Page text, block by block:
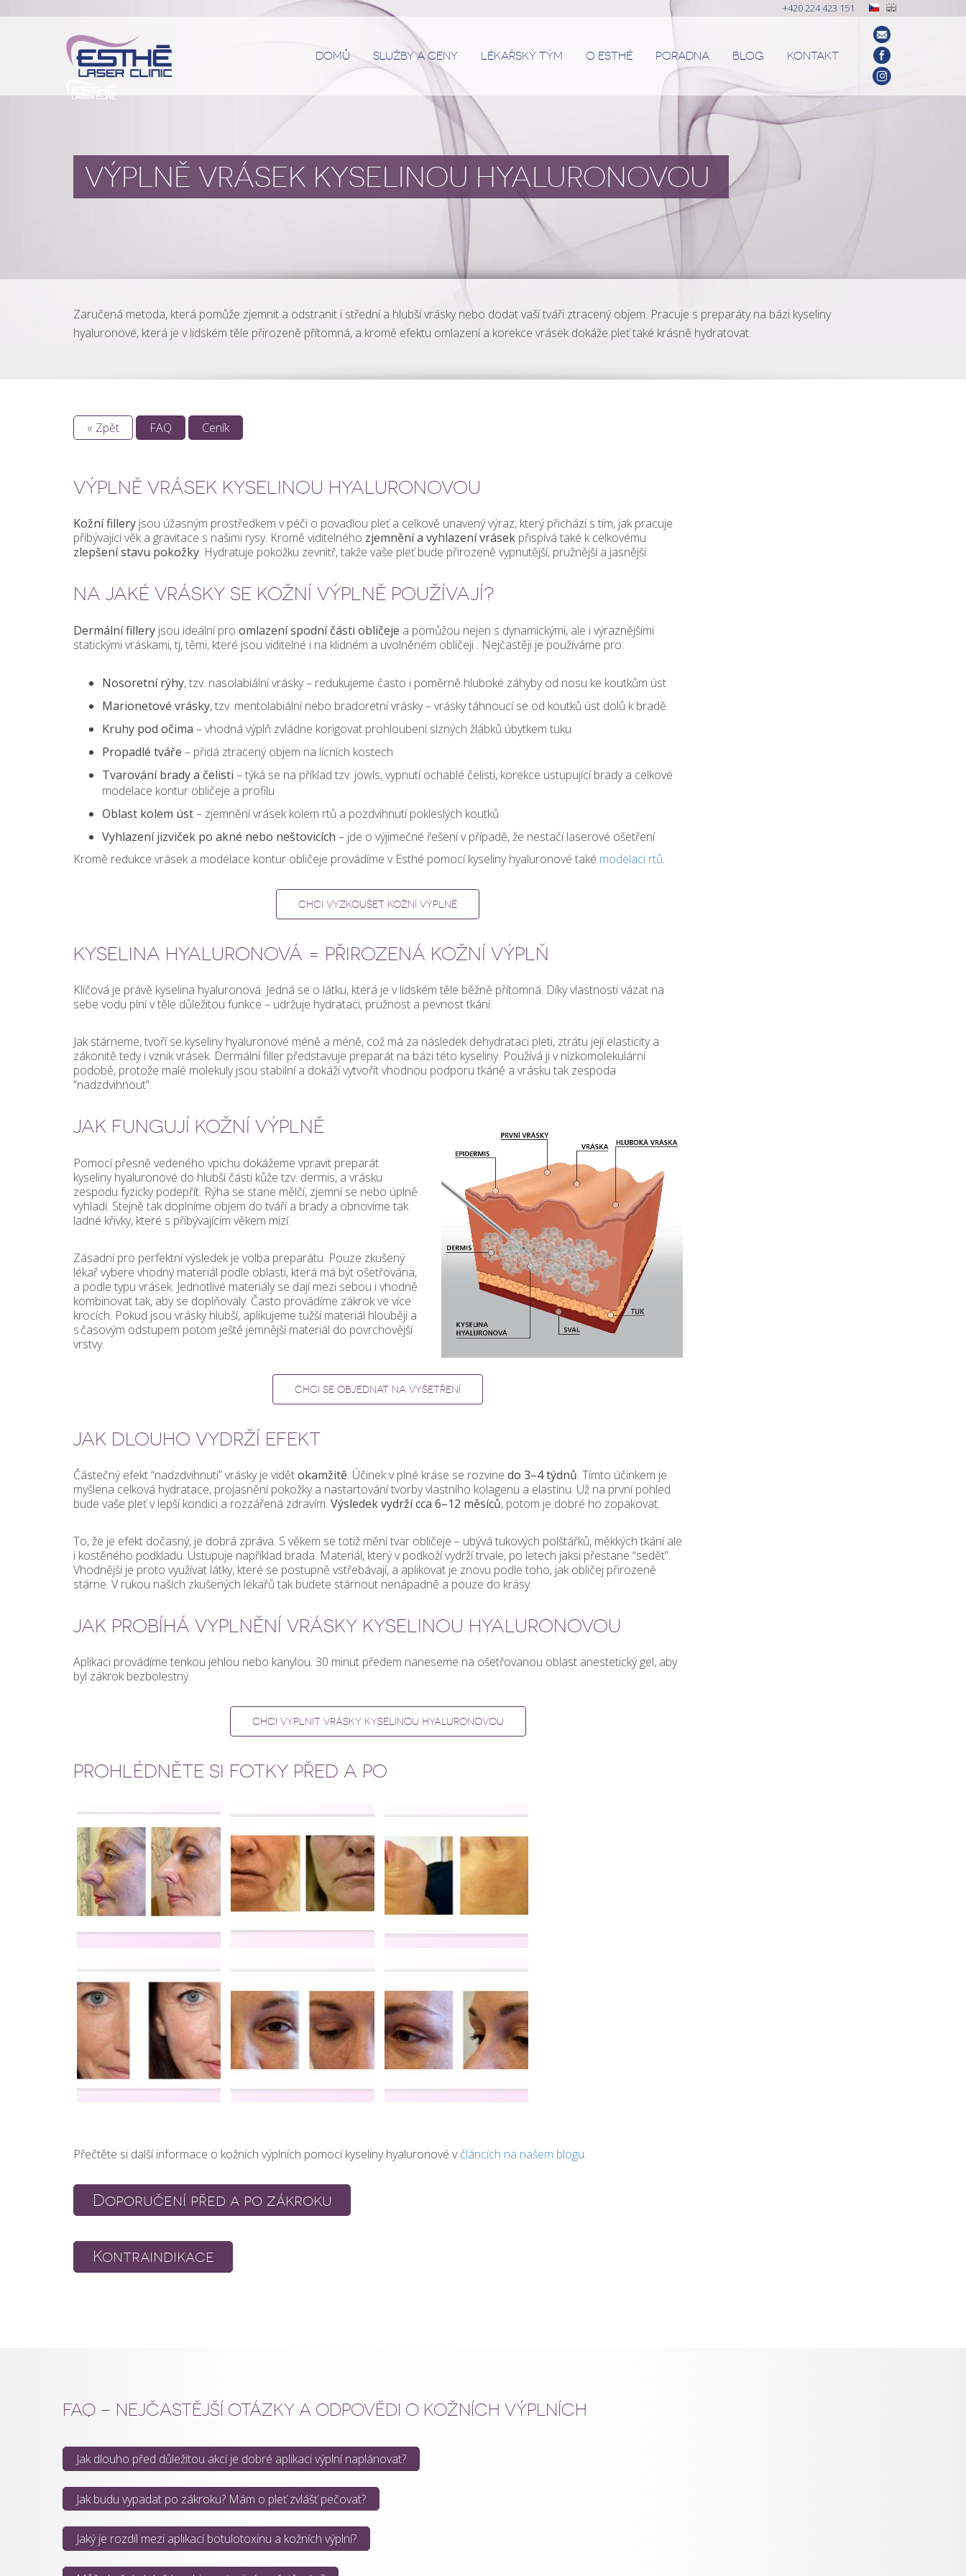
VÝPLNĚ VRÁSEK KYSELINOU HYALURONOVOU
Zaručená metoda, která pomůže zjemnit a odstranit i střední a hlubší vrásky nebo dodat vaší tváři ztracený objem. Pracuje s preparáty na bázi kyseliny
hyaluronové, která je v lidském těle přirozeně přítomná, a kromě efektu omlazení a korekce vrásek dokáže pleť také krásně hydratovat.
« Zpět FAQ Ceník
VÝPLNĚ VRÁSEK KYSELINOU HYALURONOVOU
Kožní fillery jsou úžasným prostředkem v péči o povadlou pleť a celkově unavený výraz, který přichází s tím, jak pracuje
přibývající věk a gravitace s našimi rysy. Kromě viditelného zjemnění a vyhlazení vrásek přispívá také k celkovému
zlepšení stavu pokožky. Hydratuje pokožku zevnitř, takže vaše pleť bude přirozeně vypnutější, pružnější a jasnější.
NA JAKÉ VRÁSKY SE KOŽNÍ VÝPLNĚ POUŽÍVAJÍ?
Dermální fillery jsou ideální pro omlazení spodní části obličeje a pomůžou nejen s dynamickými, ale i výraznějšími
statickými vráskami, tj, těmi, které jsou viditelné i na klidném a uvolněném obličeji . Nejčastěji je používáme pro:
Nosoretní rýhy, tzv. nasolabiální vrásky – redukujeme často i poměrně hluboké záhyby od nosu ke koutkům úst
Marionetové vrásky, tzv. mentolabiální nebo bradoretní vrásky – vrásky táhnoucí se od koutků úst dolů k bradě
Kruhy pod očima – vhodná výplň zvládne korigovat prohloubení slzných žlábků úbytkem tuku
Propadlé tváře – přidá ztracený objem na lícních kostech
Tvarování brady a čelisti – týká se na příklad tzv. jowls, vypnutí ochablé čelisti, korekce ustupující brady a celkové
modelace kontur obličeje a profilu
Oblast kolem úst– zjemnění vrásek kolem rtů a pozdvihnutí pokleslých koutků
Vyhlazení jizviček po akné nebo neštovicích – jde o výjimečné řešení v případě, že nestačí laserové ošetření
Kromě redukce vrásek a modelace kontur obličeje provádíme v Esthé pomocí kyseliny hyaluronové také modelaci rtů.
CHCI VYZKOUŠET KOŽNÍ VÝPLNĚ
KYSELINA HYALURONOVÁ = PŘIROZENÁ KOŽNÍ VÝPLŇ
Klíčová je právě kyselina hyaluronová. Jedná se o látku, která je v lidském těle běžně přítomná. Díky vlastnosti vázat na
sebe vodu plní v těle důležitou funkce – udržuje hydrataci, pružnost a pevnost tkání.
Jak stárneme, tvoří se kyseliny hyaluronové méně a méně, což má za následek dehydrataci pleti, ztrátu její elasticity a
zákonitě tedy i vznik vrásek. Dermální filler představuje preparát na bázi této kyseliny. Používá ji v nízkomolekulární
podobě, protože malé molekuly jsou stabilní a dokáží vytvořit vhodnou podporu tkáně a vrásku tak zespoda
“nadzdvihnout”.
JAK FUNGUJÍ KOŽNÍ VÝPLNĚ
Pomocí přesně vedeného vpichu dokážeme vpravit preparát
kyseliny hyaluronové do hlubší části kůže tzv. dermis, a vrásku
zespodu fyzicky podepřít. Rýha se stane mělčí, zjemní se nebo úplně
vyhladí. Stejně tak doplníme objem do tváří a brady a obnovíme tak
ladné křivky, které s přibývajícím věkem mizí.
Zásadní pro perfektní výsledek je volba preparátu. Pouze zkušený
lékař vybere vhodný materiál podle oblasti, která má být ošetřována,
a podle typu vrásek. Jednotlivé materiály se dají mezi sebou i vhodně
kombinovat tak, aby se doplňovaly. Často provádíme zákrok ve více
krocích. Pokud jsou vrásky hlubší, aplikujeme tužší materiál hlouběji a
s časovým odstupem potom ještě jemnější materiál do povrchovější
vrstvy.
CHCI SE OBJEDNAT NA VYŠETŘENÍ
JAK DLOUHO VYDRŽÍ EFEKT
Částečný efekt “nadzdvihnutí” vrásky je vidětokamžitě. Účinek v plné kráse se rozvine do 3–4 týdnů. Tímto účinkem je
myšlena celková hydratace, projasnění pokožky a nastartování tvorby vlastního kolagenu a elastinu. Už na první pohled
bude vaše pleť v lepší kondici a rozzářená zdravím. Výsledek vydrží cca 6–12 měsíců, potom je dobré ho zopakovat.
To, že je efekt dočasný, je dobrá zpráva. S věkem se totiž mění tvar obličeje – ubývá tukových polštářků, měkkých tkání ale
i kostěného podkladu. Ustupuje například brada. Materiál, který v podkoží vydrží trvale, po letech jaksi přestane “sedět”.
Vhodnější je proto využívat látky, které se postupně vstřebávají, a aplikovat je znovu podle toho, jak obličej přirozeně
stárne. V rukou našich zkušených lékařů tak budete stárnout nenápadně a pouze do krásy.
JAK PROBÍHÁ VYPLNĚNÍ VRÁSKY KYSELINOU HYALURONOVOU
Aplikaci provádíme tenkou jehlou nebo kanylou. 30 minut předem naneseme na ošetřovanou oblast anestetický gel, aby
byl zákrok bezbolestný.
CHCI VYPLNIT VRÁSKY KYSELINOU HYALURONOVOU
PROHLÉDNĚTE SI FOTKY PŘED A PO
Přečtěte si další informace o kožních výplních pomocí kyseliny hyaluronové včláncích na našem blogu.
Doporučení před a po zákroku
Kontraindikace
FAQ – NEJČASTĚJŠÍ OTÁZKY A ODPOVĚDI O KOŽNÍCH VÝPLNÍCH
Jak dlouho před důležitou akcí je dobré aplikaci výplní naplánovat?
Jak budu vypadat po zákroku? Mám o pleť zvlášť pečovat?
Jaký je rozdíl mezi aplikací botulotoxinu a kožních výplní?
DOMŮ SLUŽBY A CENY LÉKAŘSKÝ TÝM O ESTHÉ PORADNA BLOG KONTAKT
+420 224 423 151